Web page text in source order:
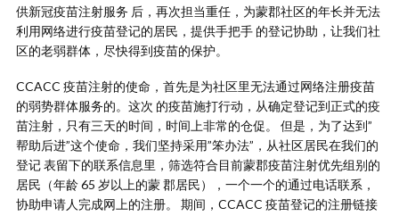
供新冠疫苗注射服务 后，再次担当重任，为蒙郡社区的年长并无法
利用网络进行疫苗登记的居民，提供手把手 的登记协助，让我们社
区的老弱群体，尽快得到疫苗的保护。
CCACC 疫苗注射的使命，首先是为社区里无法通过网络注册疫苗
的弱势群体服务的。这次 的疫苗施打行动，从确定登记到正式的疫
苗注射，只有三天的时间，时间上非常的仓促。 但是，为了达到”
帮助后进”这个使命，我们坚持采用”笨办法”，从社区居民在我们的
登记 表留下的联系信息里，筛选符合目前蒙郡疫苗注射优先组别的
居民（年龄 65 岁以上的蒙 郡居民），一个一个的通过电话联系，
协助申请人完成网上的注册。 期间，CCACC 疫苗登记的注册链接